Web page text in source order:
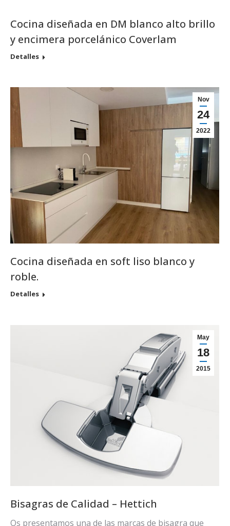
Cocina diseñada en DM blanco alto brillo
y encimera porcelánico Coverlam
Detalles
Nov
24
2022
Cocina diseñada en soft liso blanco y
roble.
Detalles
May
18
2015
Bisagras de Calidad – Hettich
Os presentamos una de las marcas de bisagra que